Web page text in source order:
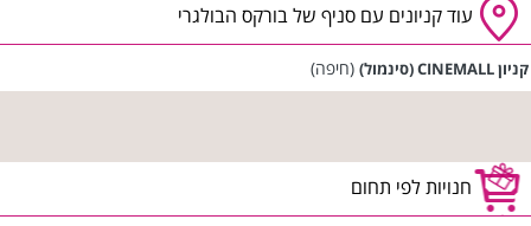
עוד קניונים עם סניף של בורקס הבולגרי
קניון CINEMALL (סינמול) (חיפה)
חנויות לפי תחום